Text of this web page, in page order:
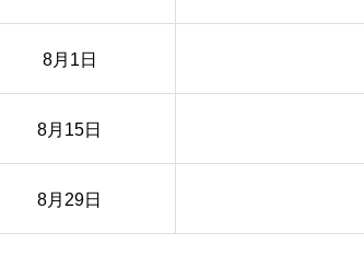
8月1日
8月15日
8月29日